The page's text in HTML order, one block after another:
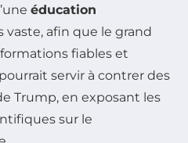
éducation
vaste, afin que le grand
fiables et
servir à contrer des
Trump, en exposant les
sur le